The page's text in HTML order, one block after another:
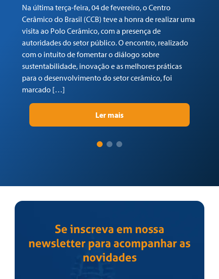
Na última terça-feira, 04 de fevereiro, o Centro
Cerâmico do Brasil (CCB) teve a honra de realizar uma
visita ao Polo Cerâmico, com a presença de
autoridades do setor público. O encontro, realizado
com o intuito de fomentar o diálogo sobre
sustentabilidade, inovação e as melhores práticas
para o desenvolvimento do setor cerâmico, foi
marcado […]
Ler mais
Se inscreva em nossa
newsletter para acompanhar as
novidades